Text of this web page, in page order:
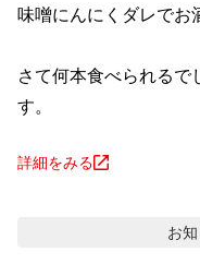
味噌にんにくダレでお
さて何本食べられるで
す。
詳細をみる
お